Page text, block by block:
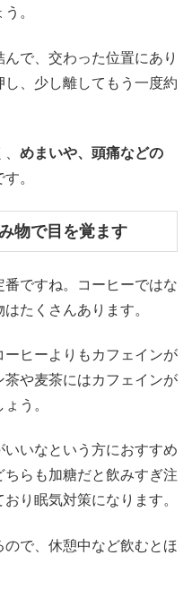
。
で、交わった位置にあり
、少し離してもう一度約
めまいや、頭痛などの
す。
物で目を覚ます
番ですね。コーヒーではな
たくさんあります。
ーヒーよりもカフェインが
や麦茶にはカフェインが
う。
いなという方におすすめ
ちらも加糖だと飲みすぎ注
り眠気対策になります。
で、休憩中など飲むとほ